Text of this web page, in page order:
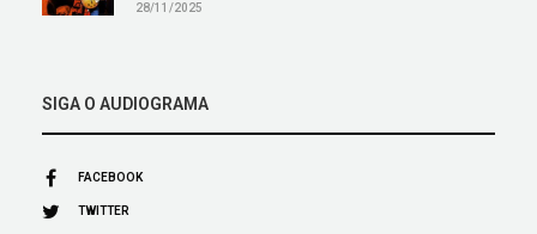
28/11/2025
SIGA O AUDIOGRAMA
FACEBOOK
TWITTER